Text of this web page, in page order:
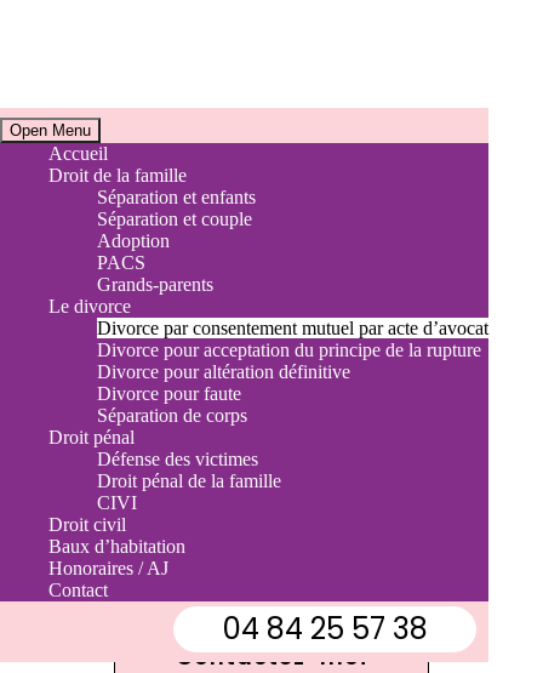
Open Menu
Accueil
Droit de la famille
Séparation et enfants
Séparation et couple
Adoption
PACS
Grands-parents
Le divorce
Divorce par consentement mutuel par acte d’avocat
Divorce pour acceptation du principe de la rupture
Divorce pour altération définitive
Divorce pour faute
Séparation de corps
Droit pénal
Défense des victimes
Droit pénal de la famille
CIVI
Droit civil
Baux d’habitation
Honoraires / AJ
Contact
04 84 25 57 38
Horaires
Accueil téléphonique et Consultations juridiques
Du lundi au vendredi de 9h à 17h30
Sur rendez-vous uniquement
9 Avenue de la Libération
13120 Gardanne
Contactez-moi
Contactez-moi